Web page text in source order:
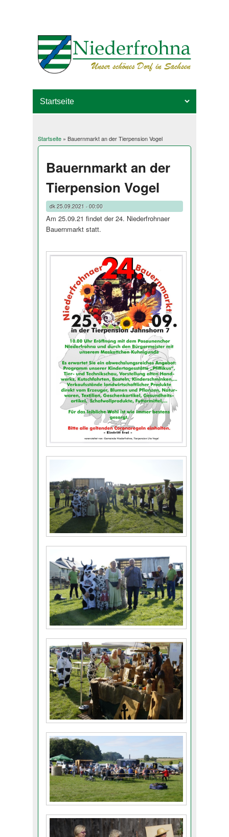
Sie sind hier
Startseite» Bauernmarkt an der Tierpension Vogel
Bauernmarkt an der
Tierpension Vogel
dk25.09.2021 - 00:00
Am 25.09.21 findet der 24. Niederfrohnaer
Bauernmarkt statt.